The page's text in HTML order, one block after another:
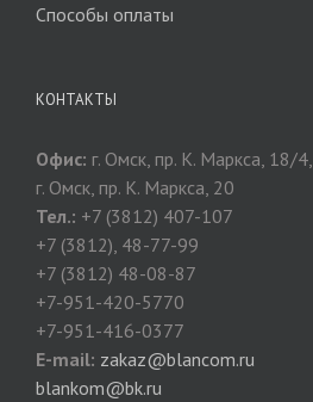
Способы оплаты
КОНТАКТЫ
Офис: г. Омск, пр. К. Маркса, 18/4,
г. Омск, пр. К. Маркса, 20
Тел.: +7 (3812) 407-107
+7 (3812), 48-77-99
+7 (3812) 48-08-87
+7-951-420-5770
+7-951-416-0377
E-mail: zakaz@blancom.ru
blankom@bk.ru